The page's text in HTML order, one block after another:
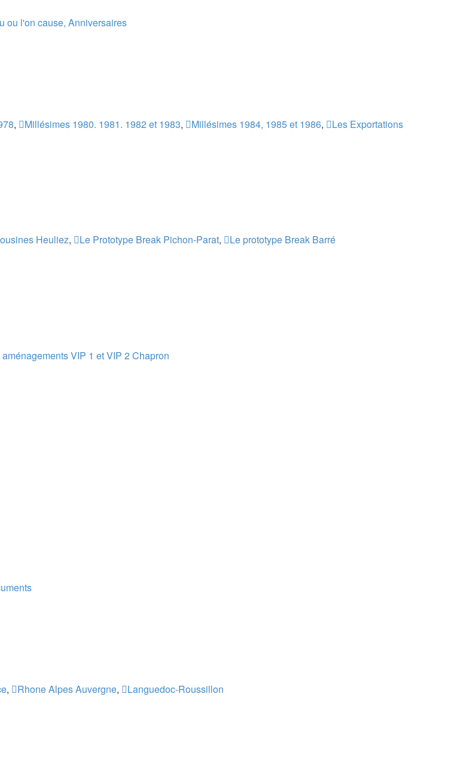
ou l'on cause, Anniversaires
, Millésimes 1980. 1981. 1982 et 1983, Millésimes 1984, 1985 et 1986,
Les Exportations
Heuliez, Le Prototype Break Pichon-Parat,
Le prototype Break Barré
aménagements VIP 1 et VIP 2 Chapron
, Rhone Alpes Auvergne,
Languedoc-Roussillon